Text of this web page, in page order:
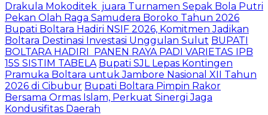
Drakula Mokoditek juara Turnamen Sepak Bola Putri
Pekan Olah Raga Samudera Boroko Tahun 2026
Bupati Boltara Hadiri NSIF 2026, Komitmen Jadikan
Boltara Destinasi Investasi Unggulan Sulut BUPATI
BOLTARA HADIRI PANEN RAYA PADI VARIETAS IPB
15S SISTIM TABELA Bupati SJL Lepas Kontingen
Pramuka Boltara untuk Jambore Nasional XII Tahun
2026 di Cibubur Bupati Boltara Pimpin Rakor
Bersama Ormas Islam, Perkuat Sinergi Jaga
Kondusifitas Daerah